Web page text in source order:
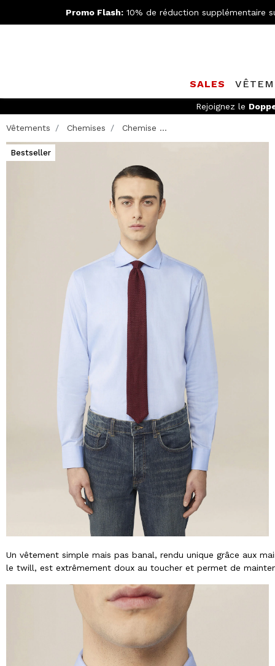
Promo Flash: 10% de réduction supplémentaire
SALES
LIVRAISON
Vêtements Chemises Chemise ...
Bestseller
Un vêtement simple mais pas banal, rendu unique grâce aux
le twill, est extrêmement doux au toucher et permet de